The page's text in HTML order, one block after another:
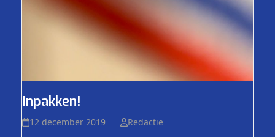
Inpakken!
12 december 2019 Redactie